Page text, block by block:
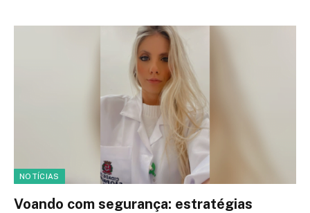
NOTÍCIAS
Voando com segurança: estratégias